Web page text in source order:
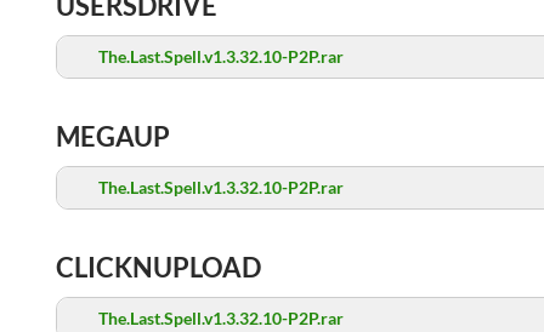
The.Last.Spell.v1.3.32.10-P2P.rar
MEGAUP
The.Last.Spell.v1.3.32.10-P2P.rar
CLICKNUPLOAD
The.Last.Spell.v1.3.32.10-P2P.rar